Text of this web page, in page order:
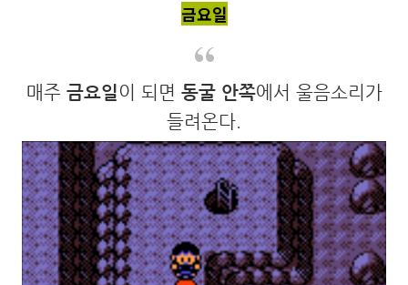
금요일
매주 금요일이 되면 동굴 안쪽에서 울음소리가
들려온다.